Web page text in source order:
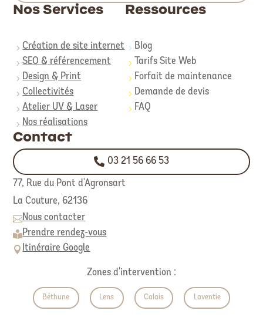
Nos Services
5Création de site internet
5SEO & référencement
5Design & Print
5Collectivités
5Atelier UV & Laser
5Nos réalisations
Ressources
5 Blog
5 Tarifs Site Web
5 Forfait de maintenance
5 Demande de devis
5 FAQ
Contact
03 21 56 66 53
77, Rue du Pont d'Agronsart
La Couture, 62136
Nous contacter
Prendre rendez-vous
Itinéraire Google
Zones d'intervention :
Béthune Lens Calais Laventie